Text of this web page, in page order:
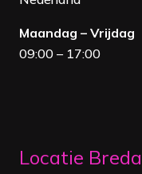
Maandag – Vrijdag
09:00 – 17:00
Locatie Breda